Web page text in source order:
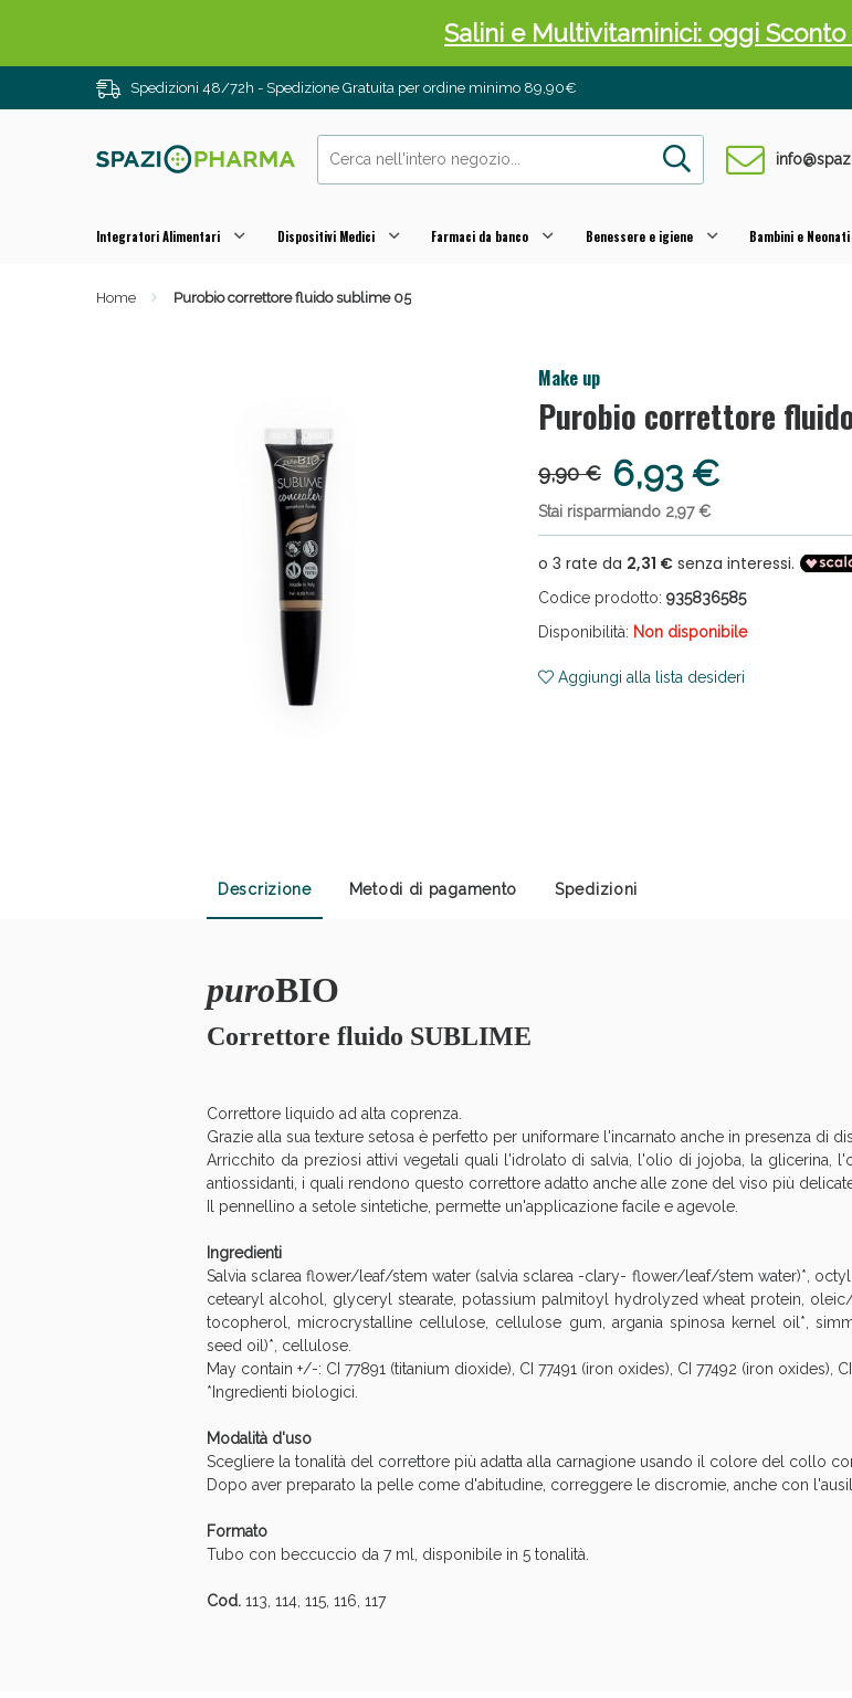
Spedizioni 48/72h - Spedizione Gratuita per ordine minimo 89,90€
Integratori Alimentari Dispositivi Medici Farmaci da banco Benessere e igiene Bambini e Neonati
Home Purobio correttore fluido sublime 05
Make up
Purobio correttore
9,90 € 6,93 €
Stai risparmiando 2,97 €
Codice prodotto: 935836585
Disponibilità: Non disponibile
Aggiungi alla lista desideri
Descrizione Metodi di pagamento Spedizioni
puroBIO
Correttore fluido SUBLIME
Correttore liquido ad alta coprenza.
Grazie alla sua texture setosa è perfetto per uniformare l'incarnato anche in presenza di
Arricchito da preziosi attivi vegetali quali l'idrolato di salvia, l'olio di jojoba, la glicerina,
antiossidanti, i quali rendono questo correttore adatto anche alle zone del viso più
Il pennellino a setole sintetiche, permette un'applicazione facile e agevole.
Ingredienti
Salvia sclarea flower/leaf/stem water (salvia sclarea -clary- flower/leaf/stem water)*,
cetearyl alcohol, glyceryl stearate, potassium palmitoyl hydrolyzed wheat protein,
tocopherol, microcrystalline cellulose, cellulose gum, argania spinosa kernel oil*,
seed oil)*, cellulose.
May contain +/-: CI 77891 (titanium dioxide), CI 77491 (iron oxides), CI 77492 (iron oxides),
*Ingredienti biologici.
Modalità d'uso
Scegliere la tonalità del correttore più adatta alla carnagione usando il colore del collo
Dopo aver preparato la pelle come d'abitudine, correggere le discromie, anche con
Formato
Tubo con beccuccio da 7 ml, disponibile in 5 tonalità.
Cod. 113, 114, 115, 116, 117
Salini e Multivitaminici: oggi Sconto
Anticellulite e Fanghi: Sconto fino al
Anticellulite e Fanghi: Sconto fino
Vie Urinarie e Prostata: Sconti